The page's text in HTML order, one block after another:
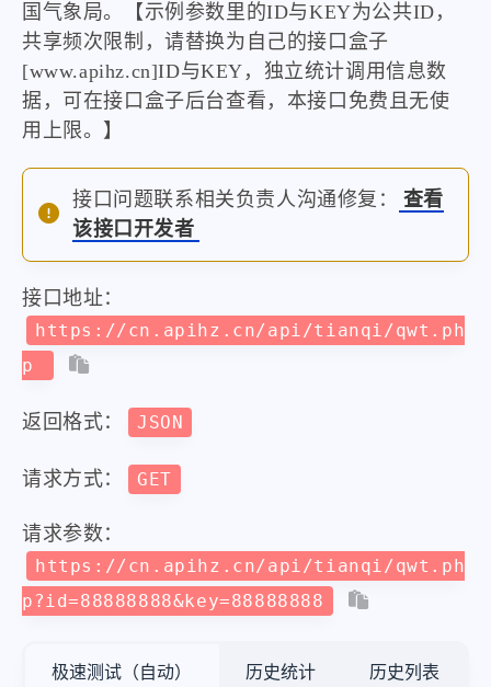
国气象局。【示例参数里的ID与KEY为公共ID，
共享频次限制，请替换为自己的接口盒子
[www.apihz.cn]ID与KEY，独立统计调用信息数
据，可在接口盒子后台查看，本接口免费且无使
用上限。】
接口问题联系相关负责人沟通修复：
查看
该接口开发者
接口地址：
https://cn.apihz.cn/api/tianqi/qwt.ph
p
返回格式： JSON
请求方式： GET
请求参数：
https://cn.apihz.cn/api/tianqi/qwt.ph
p?id=88888888&key=88888888
极速测试（自动） 历史统计 历史列表